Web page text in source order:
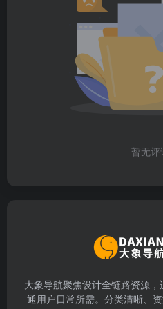
暂无评
大象导航聚焦设计全链路资源
通用户日常所需。分类清晰、